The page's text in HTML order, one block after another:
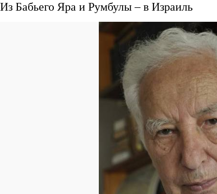
Из Бабьего Яра и Румбулы – в Израиль